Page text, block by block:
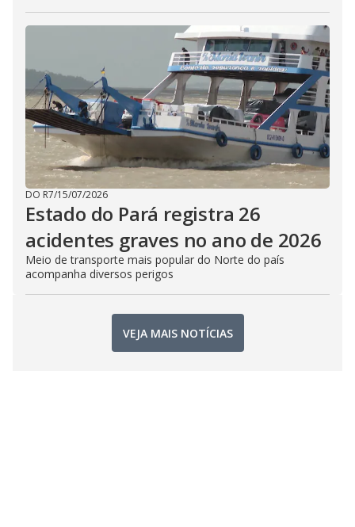
DO R7/15/07/2026
Estado do Pará registra 26
acidentes graves no ano de 2026
Meio de transporte mais popular do Norte do país
acompanha diversos perigos
VEJA MAIS NOTÍCIAS